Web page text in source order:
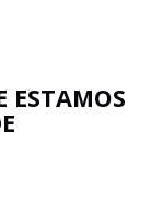
ESTAMOS